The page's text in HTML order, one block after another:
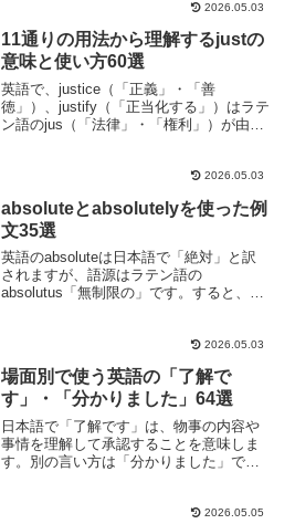
例えば、句動詞のget acrossは、ビジネ
ス...
2026.05.03
11通りの用法から理解するjustの
意味と使い方60選
英語で、justice（「正義」・「善
徳」）、justify（「正当化する」）はラテ
ン語のjus（「法律」・「権利」）が由来
い」と言う意味の形容詞です。ですが、
2026.05.03
absoluteとabsolutelyを使った例
文35選
英語のabsoluteは日本語で「絶対」と訳
されますが、語源はラテン語の
absolutus「無制限の」です。すると、
absolutelyは、「制限なく」・...2026.05.03
場面別で使う英語の「了解で
す」・「分かりました」64選
日本語で「了解です」は、物事の内容や
事情を理解して承認することを意味しま
す。別の言い方は「分かりました」で
相手によって、「了解です」・「分かり
2026.05.05